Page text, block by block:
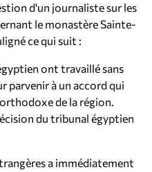
d'un journaliste sur les
le monastère Sainte-
ce qui suit :
ont travaillé sans
parvenir à un accord qui
de la région.
du tribunal égyptien
a immédiatement